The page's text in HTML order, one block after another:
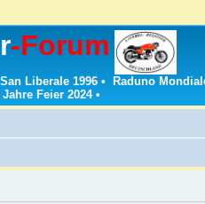
-Forum
Liberale 1996 • Raduno
Jahre Feier 2024•